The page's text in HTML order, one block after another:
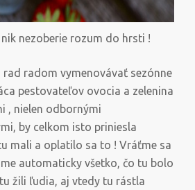
nezoberie rozum do hrsti !
radom vymenovávať sezónne
pestovateľov ovocia a zelenina
, nielen odbornými
by celkom isto priniesla
mali a oplatilo sa to ! Vráťme sa
automaticky všetko, čo tu bolo
žili ľudia, aj vtedy tu rástla